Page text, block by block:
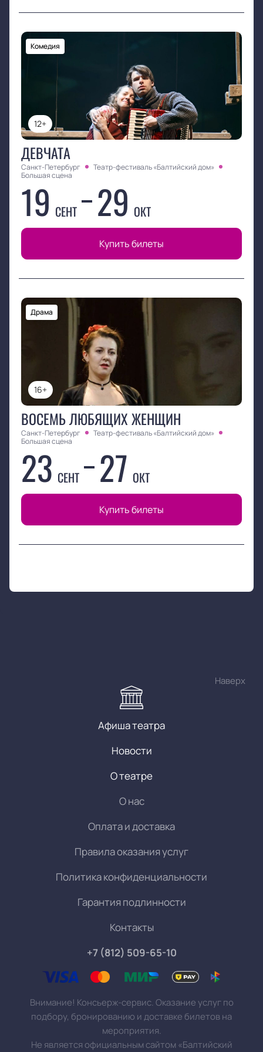
12+
Комедия
ДЕВЧАТА
Санкт-Петербург
Театр-фестиваль «Балтийский дом»
Большая сцена
19 СЕНТ 29 ОКТ
Купить билеты
16+
Драма
ВОСЕМЬ ЛЮБЯЩИХ ЖЕНЩИН
Санкт-Петербург
Театр-фестиваль «Балтийский дом»
Большая сцена
23 СЕНТ 27 ОКТ
Купить билеты
Наверх
Афиша театра
Новости
О театре
О нас
Оплата и доставка
Правила оказания услуг
Политика конфиденциальности
Гарантия подлинности
Контакты
+7 (812) 509-65-10
Внимание! Консьерж-сервис. Оказание услуг по
подбору, бронированию и доставке билетов на
мероприятия.
Не является официальным сайтом «Балтийский